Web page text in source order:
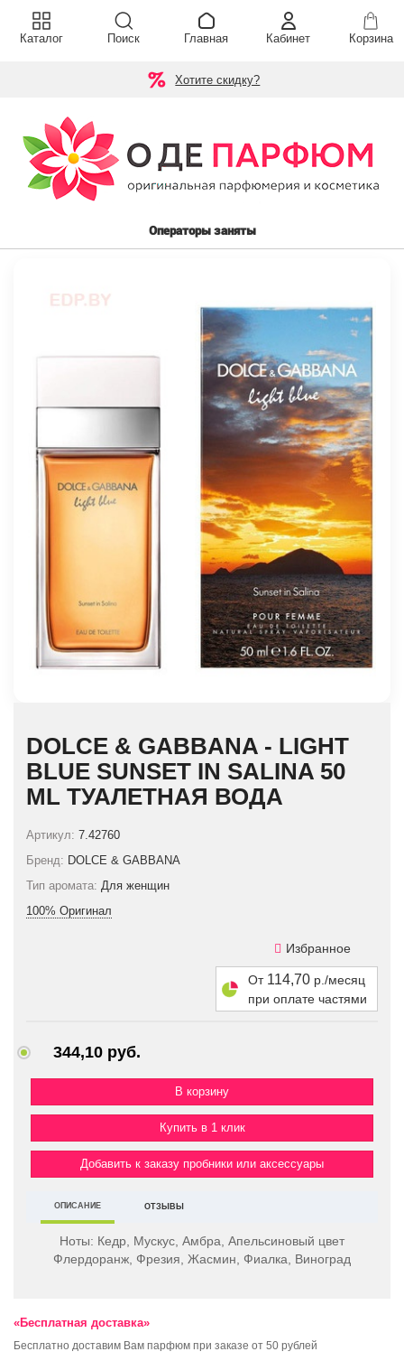
Хотите скидку?
Операторы заняты
DOLCE & GABBANA - LIGHT
BLUE SUNSET IN SALINA 50
ML ТУАЛЕТНАЯ ВОДА
Артикул: 7.42760
Бренд: DOLCE & GABBANA
Тип аромата: Для женщин
100% Оригинал
Избранное
От 114,70 р./месяц
при оплате частями
344,10 руб.
Купить в 1 клик
Добавить к заказу пробники или аксессуары
ОПИСАНИЕ ОТЗЫВЫ
Ноты: Кедр, Мускус, Амбра, Апельсиновый цвет
Флердоранж, Фрезия, Жасмин, Фиалка, Виноград
«Бесплатная доставка»
Бесплатно доставим Вам парфюм при заказе от 50 рублей
Каталог Поиск Главная Кабинет Корзина